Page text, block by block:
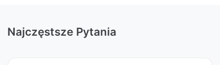
Najczęstsze Pytania